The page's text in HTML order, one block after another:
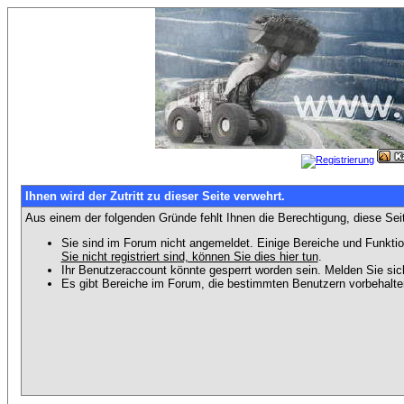
Ihnen wird der Zutritt zu dieser Seite verwehrt.
Aus einem der folgenden Gründe fehlt Ihnen die Berechtigung, diese
Sie sind im Forum nicht angemeldet. Einige Bereiche und
Sie nicht registriert sind, können Sie dies hier tun.
Ihr Benutzeraccount könnte gesperrt worden sein. Melden Sie
Es gibt Bereiche im Forum, die bestimmten Benutzern